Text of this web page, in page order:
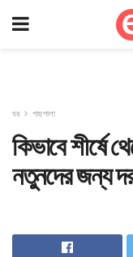
ঘর গাছপালা
কিভাবে
নতুনদের জন্য